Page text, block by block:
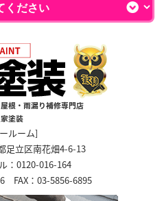
根・雨漏り補修専門店
塗装
ルーム]
足立区南花畑4-6-13
：0120-016-164
FAX：03-5856-6895